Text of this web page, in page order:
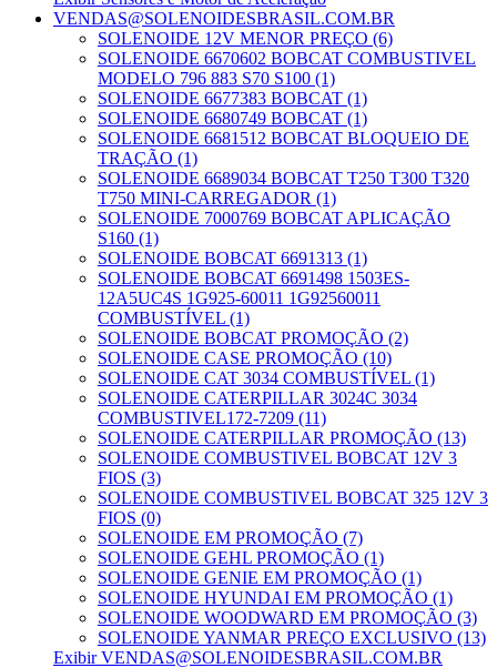
VENDAS@SOLENOIDESBRASIL.COM.BR
SOLENOIDE 12V MENOR PREÇO (6)
SOLENOIDE 6670602 BOBCAT COMBUSTIVEL
MODELO 796 883 S70 S100 (1)
SOLENOIDE 6677383 BOBCAT (1)
SOLENOIDE 6680749 BOBCAT (1)
SOLENOIDE 6681512 BOBCAT BLOQUEIO DE
TRAÇÃO (1)
SOLENOIDE 6689034 BOBCAT T250 T300 T320
T750 MINI-CARREGADOR (1)
SOLENOIDE 7000769 BOBCAT APLICAÇÃO
S160 (1)
SOLENOIDE BOBCAT 6691313 (1)
SOLENOIDE BOBCAT 6691498 1503ES-
12A5UC4S 1G925-60011 1G92560011
COMBUSTÍVEL (1)
SOLENOIDE BOBCAT PROMOÇÃO (2)
SOLENOIDE CASE PROMOÇÃO (10)
SOLENOIDE CAT 3034 COMBUSTÍVEL (1)
SOLENOIDE CATERPILLAR 3024C 3034
COMBUSTIVEL172-7209 (11)
SOLENOIDE CATERPILLAR PROMOÇÃO (13)
SOLENOIDE COMBUSTIVEL BOBCAT 12V 3
FIOS (3)
SOLENOIDE COMBUSTIVEL BOBCAT 325 12V 3
FIOS (0)
SOLENOIDE EM PROMOÇÃO (7)
SOLENOIDE GEHL PROMOÇÃO (1)
SOLENOIDE GENIE EM PROMOÇÃO (1)
SOLENOIDE HYUNDAI EM PROMOÇÃO (1)
SOLENOIDE WOODWARD EM PROMOÇÃO (3)
SOLENOIDE YANMAR PREÇO EXCLUSIVO (13)
Exibir VENDAS@SOLENOIDESBRASIL.COM.BR